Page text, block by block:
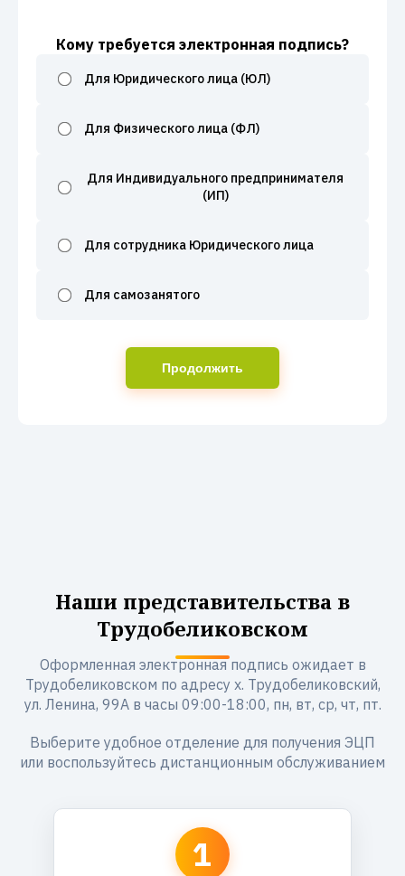
Кому требуется электронная подпись?
Для Юридического лица (ЮЛ)
Для Физического лица (ФЛ)
Для Индивидуального предпринимателя
(ИП)
Для сотрудника Юридического лица
Для самозанятого
Продолжить
Наши представительства в
Трудобеликовском
Оформленная электронная подпись ожидает в
Трудобеликовском по адресу х. Трудобеликовский,
ул. Ленина, 99А в часы 09:00-18:00, пн, вт, ср, чт, пт.
Выберите удобное отделение для получения ЭЦП
или воспользуйтесь дистанционным обслуживанием
1